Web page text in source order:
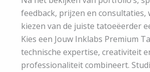
feedback, prijzen en consultaties,
kiezen van de juiste tatoeëerder
Kies een Jouw Inklabs Premium
technische expertise, creativiteit
professionaliteit combineert.